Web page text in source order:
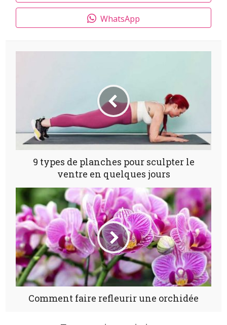
WhatsApp
9 types de planches pour sculpter le
ventre en quelques jours
Comment faire refleurir une orchidée